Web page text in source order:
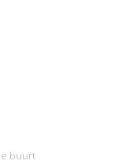
buurt